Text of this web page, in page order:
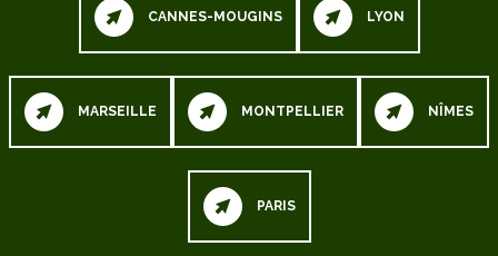
CANNES-MOUGINS LYON
MARSEILLE MONTPELLIER NÎMES
PARIS